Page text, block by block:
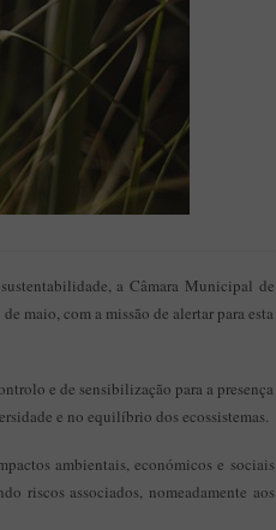
a Câmara Municipal de
maio, com a missão de alertar para esta
e de sensibilização para a presença
e no equilíbrio dos ecossistemas.
ambientais, económicos e sociais
riscos associados, nomeadamente aos